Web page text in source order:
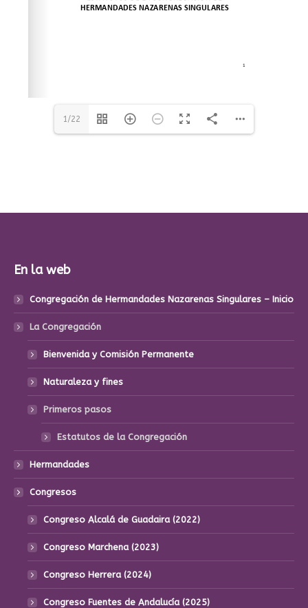
1/22
En la web
Congregación de Hermandades Nazarenas Singulares – Inicio
La Congregación
Bienvenida y Comisión Permanente
Naturaleza y fines
Primeros pasos
Estatutos de la Congregación
Hermandades
Congresos
Congreso Alcalá de Guadaira (2022)
Congreso Marchena (2023)
Congreso Herrera (2024)
Congreso Fuentes de Andalucía (2025)